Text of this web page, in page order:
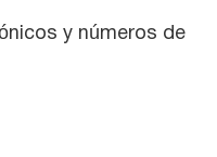
y números de